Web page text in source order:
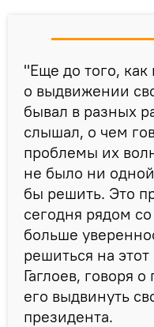
"Еще до того,
о выдвижении
бывал в разных
слышал, о чем
проблемы их
не было ни
бы решить. Это
сегодня рядом
больше
решиться на
Гаглоев, говоря
его выдвинуть
президента.